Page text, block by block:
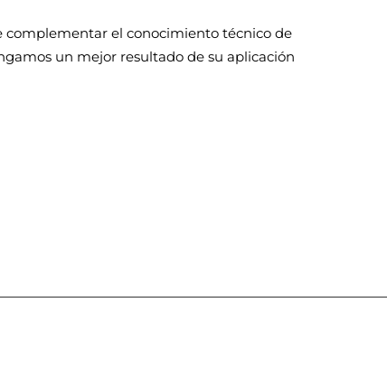
complementar el conocimiento técnico de
un mejor resultado de su aplicación